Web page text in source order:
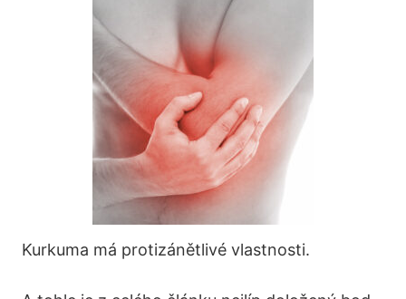
Kurkuma má protizánětlivé vlastnosti.